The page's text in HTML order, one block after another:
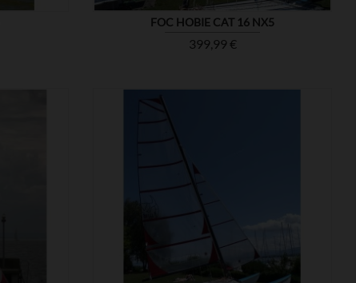
FOC HOBIE CAT 16 NX5
Prix
399,99 €